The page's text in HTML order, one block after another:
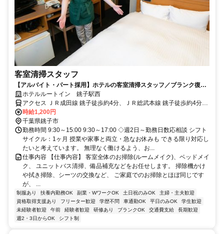
客室清掃スタッフ
【アルバイト・パート採用】ホテルの客室清掃スタッフ／ブランク復
帰・未経験歓迎！主婦(夫)さん活躍中
ホテルルートイン 銚子駅西
アクセス ＪＲ成田線 銚子徒歩約4分、ＪＲ総武本線 銚子徒歩約4分、
銚子電気鉄道 銚子徒歩約4分
時給1,200円
千葉県銚子市
勤務時間 9:30～15:00 9:30～17:00 ◇週2日～勤務日数応相談 シフト
サイクル：1ヶ月 授業や家事と両立・急なお休みも できる限り対応し
たいと考えています。 無理なく働けるよう、お...
仕事内容 【仕事内容】 客室全体のお掃除(ルームメイク)、ベッドメイ
ク、 ユニットバス清掃、備品補充などをお任せします。 掃除機かけ
や拭き掃除、シーツの交換など、 ご家庭でのお掃除とほぼ同じです
が、 ...
制服あり 扶養内勤務OK 副業・WワークOK 土日祝のみOK
主婦・主夫歓迎
資格取得支援あり
フリーター歓迎 学歴不問 車通勤OK 平日のみOK
学生歓迎
未経験者歓迎
午前 経験者歓迎 研修あり ブランクOK 交通費支給
長期歓迎
週2・3日からOK
シフト制